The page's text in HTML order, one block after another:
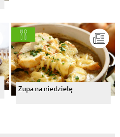
Zupa na niedzielę